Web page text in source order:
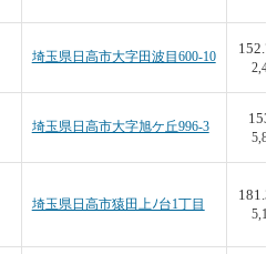
埼玉県日高市大字田波目600-10
埼玉県日高市大字旭ケ丘996-3
153
埼玉県日高市猿田上ﾉ台1丁目